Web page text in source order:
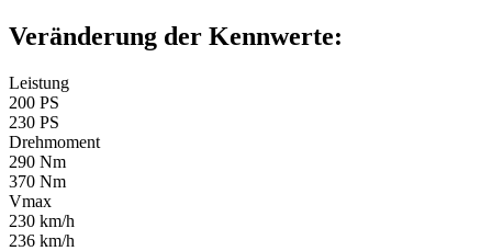
Veränderung der Kennwerte:
Leistung
200 PS
230 PS
Drehmoment
290 Nm
370 Nm
Vmax
230 km/h
236 km/h